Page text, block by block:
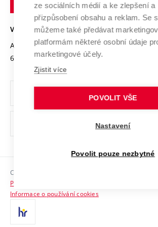
Open Science
Projekty
Projekty ze strukturálních fondů
Specifický výzkum
Mezinárodní dohody
Univerzitní sítě
Bezpečná univerzita
Vyznamenání
Organizační struktura
Ochrana osobních údajů
odkaz)
Sociální bezpečí
HR Award
Kontakty
VYSOKÉ UČENÍ TECHNICKÉ V BRNĚ
Antonínská 548/1
602 00 Brno
www.vut.cz
vut@vutbr.cz
Copyright © 2026 VUT
Prohlášení o přístupnosti
Informace o používání cookies
ze sociálních médií a ke zlepšení a
přizpůsobení obsahu a reklam. Se
můžeme také předávat
platformám některé osobní údaje
marketingové účely.
Zjistit více
POVOLIT VŠE
Nastavení
Povolit pouze nezbytné